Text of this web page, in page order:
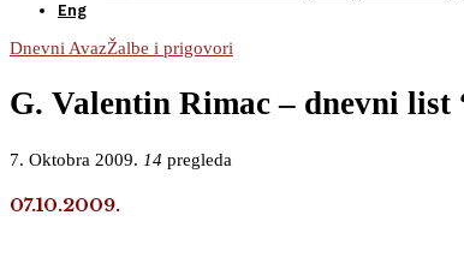
Eng
Dnevni AvazŽalbe i prigovori
G. Valentin Rimac – dnevni list
7. Oktobra 2009. 14 pregleda
07.10.2009.